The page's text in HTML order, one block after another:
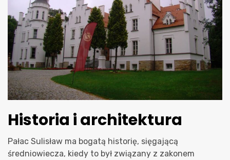
Historia i architektura
Pałac Sulisław ma bogatą historię, sięgającą
średniowiecza, kiedy to był związany z zakonem